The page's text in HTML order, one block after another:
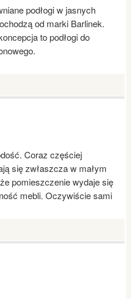
podłogi w jasnych
od marki Barlinek.
to podłogi do
Coraz częściej
się zwłaszcza w małym
pomieszczenie wydaje się
mebli. Oczywiście sami